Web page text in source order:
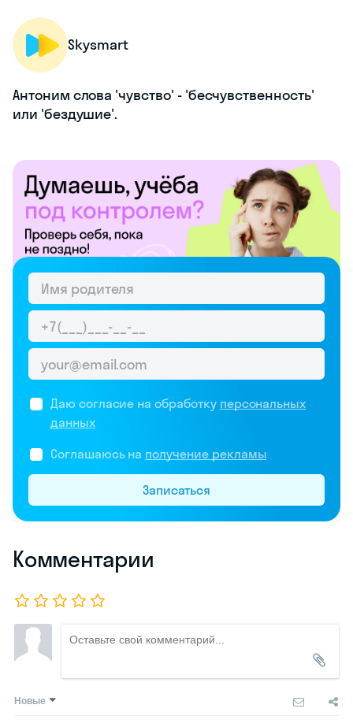
Skysmart
Антоним слова 'чувство' - 'бесчувственность'
или 'бездушие'.
Даю согласие на обработку персональных
данных
Соглашаюсь на получение рекламы
Записаться
Комментарии
Новые